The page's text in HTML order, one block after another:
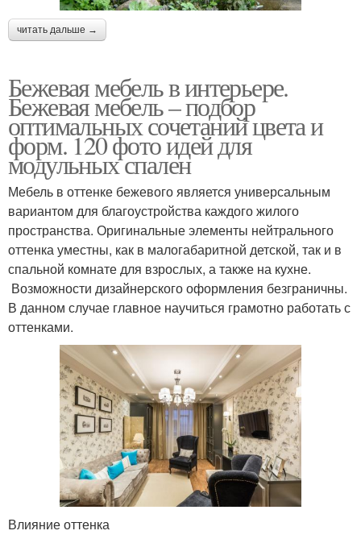
читать дальше →
Бежевая мебель в интерьере.
Бежевая мебель – подбор
оптимальных сочетаний цвета и
форм. 120 фото идей для
модульных спален
Мебель в оттенке бежевого является универсальным
вариантом для благоустройства каждого жилого
пространства. Оригинальные элементы нейтрального
оттенка уместны, как в малогабаритной детской, так и в
спальной комнате для взрослых, а также на кухне.
Возможности дизайнерского оформления безграничны.
В данном случае главное научиться грамотно работать с
оттенками.
Влияние оттенка